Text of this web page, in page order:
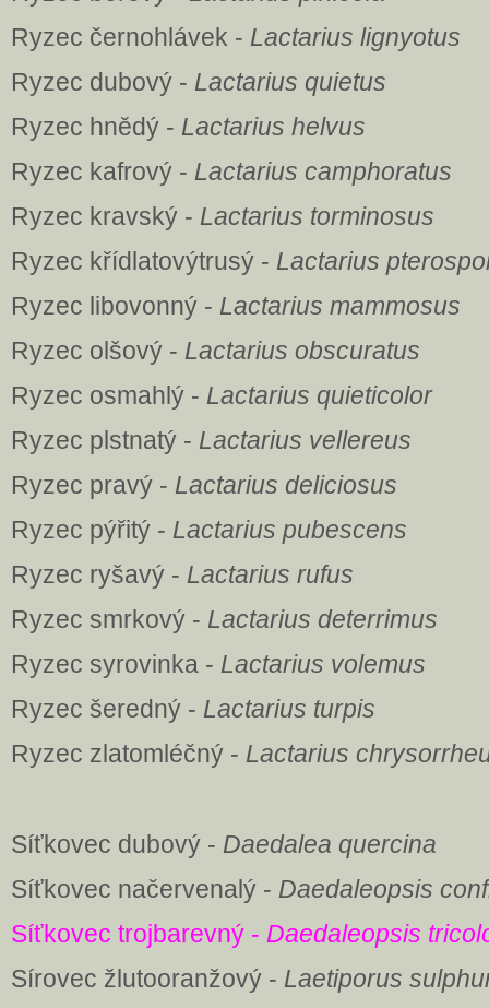
Ryzec černohlávek - Lactarius lignyotus
Ryzec dubový - Lactarius quietus
Ryzec hnědý - Lactarius helvus
Ryzec kafrový - Lactarius camphoratus
Ryzec kravský - Lactarius torminosus
Ryzec křídlatovýtrusý - Lactarius
Ryzec libovonný - Lactarius mammosus
Ryzec olšový - Lactarius obscuratus
Ryzec osmahlý - Lactarius quieticolor
Ryzec plstnatý - Lactarius vellereus
Ryzec pravý - Lactarius deliciosus
Ryzec pýřitý - Lactarius pubescens
Ryzec ryšavý - Lactarius rufus
Ryzec smrkový - Lactarius deterrimus
Ryzec syrovinka - Lactarius volemus
Ryzec šeredný - Lactarius turpis
Ryzec zlatomléčný - Lactarius
Síťkovec dubový - Daedalea quercina
Síťkovec načervenalý - Daedaleopsis
Síťkovec trojbarevný - Daedaleopsis
Sírovec žlutooranžový - Laetiporus